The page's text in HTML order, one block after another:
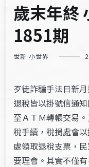
歲末年終
1851期
世新 小世界
歹徒詐騙手法日新
退稅皆以掛號信通
至ＡＴＭ轉帳交易
稅手續，稅捐處會
處領取退稅支票，
要理會。其實不僅